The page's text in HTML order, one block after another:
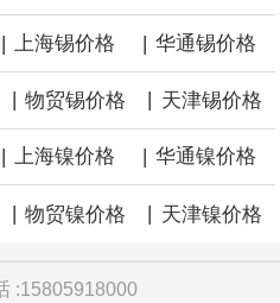
| 上海锡价格 | 华通锡价格
物贸锡价格 天津锡价格
| 上海镍价格 | 华通镍价格
| 物贸镍价格 | 天津镍价格
:15805918000